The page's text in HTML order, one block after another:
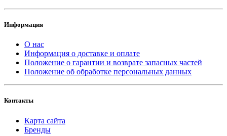
Информация
О нас
Информация о доставке и оплате
Положение о гарантии и возврате запасных частей
Положение об обработке персональных данных
Контакты
Карта сайта
Бренды